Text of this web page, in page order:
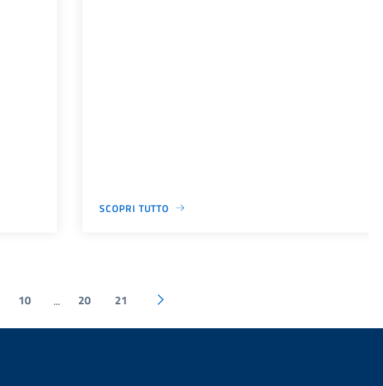
SCOPRI TUTTO
10 ... 20 21